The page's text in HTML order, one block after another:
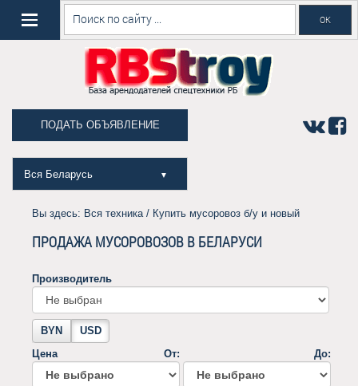
ПОДАТЬ ОБЪЯВЛЕНИЕ
Вся Беларусь ▼
Вы здесь: Вся техника/ Купить мусоровоз б/у и новый
ПРОДАЖА МУСОРОВОЗОВ В БЕЛАРУСИ
Производитель
BYN
USD
Цена
От: До: